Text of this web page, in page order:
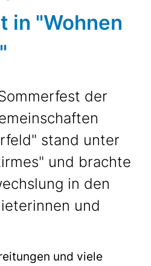
in "Wohnen
der
stand unter
und brachte
in den
und
und viele